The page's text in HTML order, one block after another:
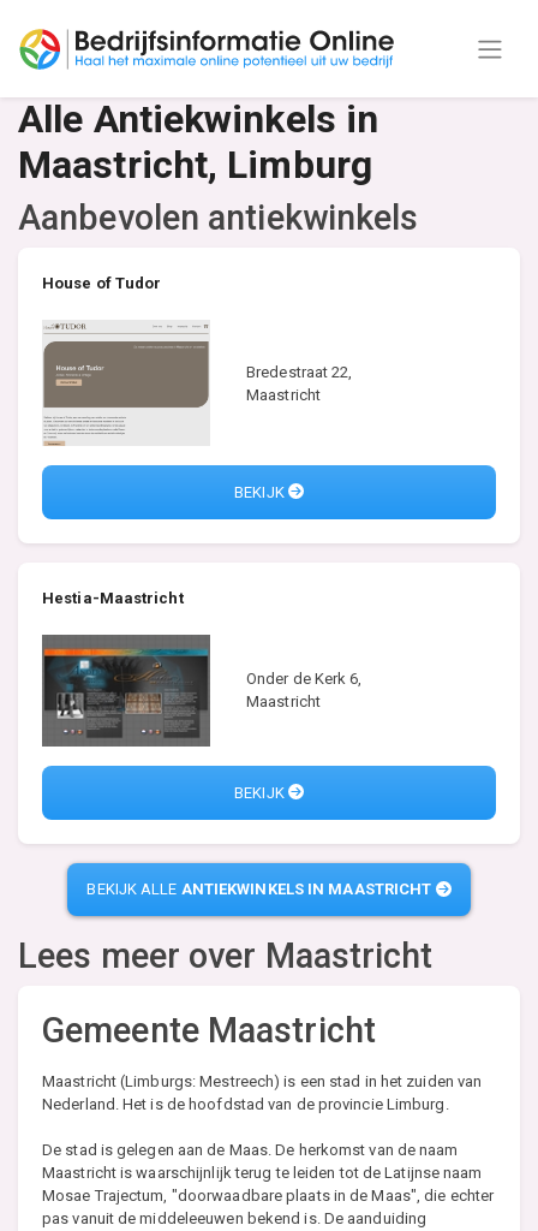
Alle Antiekwinkels in
Maastricht, Limburg
Aanbevolen antiekwinkels
House of Tudor
Bredestraat 22,
Maastricht
BEKIJK
Hestia-Maastricht
Onder de Kerk 6,
Maastricht
BEKIJK
BEKIJK ALLE ANTIEKWINKELS IN MAASTRICHT
Lees meer over Maastricht
Gemeente Maastricht
Maastricht (Limburgs: Mestreech) is een stad in het zuiden van
Nederland. Het is de hoofdstad van de provincie Limburg.
De stad is gelegen aan de Maas. De herkomst van de naam
Maastricht is waarschijnlijk terug te leiden tot de Latijnse naam
Mosae Trajectum, "doorwaadbare plaats in de Maas", die echter
pas vanuit de middeleeuwen bekend is. De aanduiding